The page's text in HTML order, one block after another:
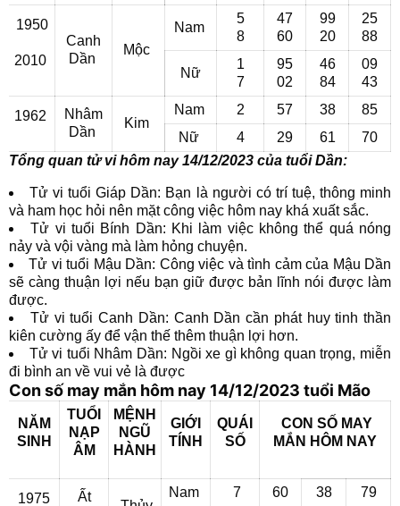
1950
2010
Canh
Dần
Mộc
Nam
5
8
47
60
99
20
25
88
Nữ
1
7
95
02
46
84
09
43
1962
Nhâm
Dần
Kim
Nam 2 57 38
85
Nữ
4 29 61
70
Tổng quan tử vi hôm nay 14/12/2023 của tuổi Dần:
Tử vi tuổi Giáp Dần: Bạn là người có trí tuệ, thông minh
và ham học hỏi nên mặt công việc hôm nay khá xuất sắc.
Tử vi tuổi Bính Dần: Khi làm việc không thể quá nóng
nảy và vội vàng mà làm hỏng chuyện.
Tử vi tuổi Mậu Dần: Công việc và tình cảm của Mậu Dần
sẽ càng thuận lợi nếu bạn giữ được bản lĩnh nói được làm
được.
Tử vi tuổi Canh Dần: Canh Dần cần phát huy tinh thần
kiên cường ấy để vận thế thêm thuận lợi hơn.
Tử vi tuổi Nhâm Dần: Ngồi xe gì không quan trọng, miễn
đi bình an về vui vẻ là được
Con số may mắn hôm nay 14/12/2023 tuổi Mão
NĂM
SINH
TUỔI
NẠP
ÂM
MỆNH
NGŨ
HÀNH
GIỚI
TÍNH
QUÁI
SỐ
CON SỐ MAY
MẮN HÔM NAY
1975 Ất Nam 7 60 38 79